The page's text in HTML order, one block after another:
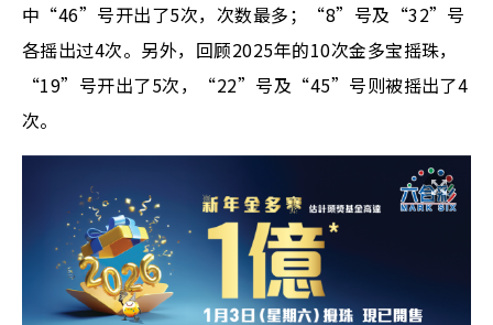
中“46”号开出了5次，次数最多；“8”号及“32”号
各摇出过4次。另外，回顾2025年的10次金多宝摇珠，
“19”号开出了5次，“22”号及“45”号则被摇出了4
次。